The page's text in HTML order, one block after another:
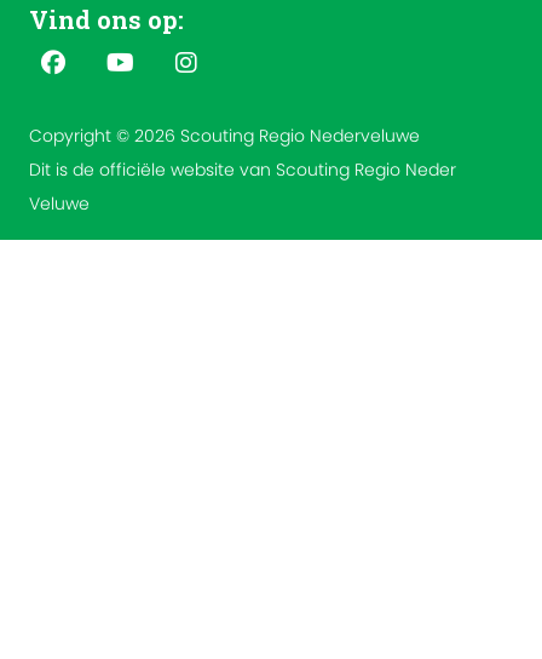
Vind ons op:
Copyright © 2026 Scouting Regio Nederveluwe
Dit is de officiële website van Scouting Regio Neder
Veluwe